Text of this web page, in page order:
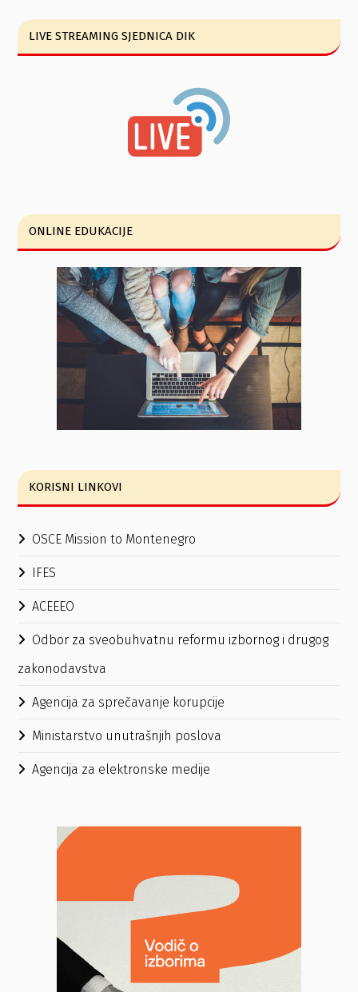
LIVE STREAMING SJEDNICA DIK
ONLINE EDUKACIJE
KORISNI LINKOVI
OSCE Mission to Montenegro
IFES
ACEEEO
Odbor za sveobuhvatnu reformu izbornog i drugog
zakonodavstva
Agencija za sprečavanje korupcije
Ministarstvo unutrašnjih poslova
Agencija za elektronske medije